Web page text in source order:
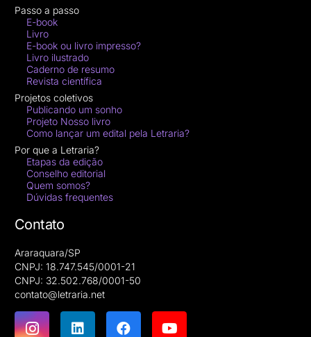
Passo a passo
E-book
Livro
E-book ou livro impresso?
Livro ilustrado
Caderno de resumo
Revista científica
Projetos coletivos
Publicando um sonho
Projeto Nosso livro
Como lançar um edital pela Letraria?
Por que a Letraria?
Etapas da edição
Conselho editorial
Quem somos?
Dúvidas frequentes
Contato
Araraquara/SP
CNPJ: 18.747.545/0001-21
CNPJ: 32.502.768/0001-50
contato@letraria.net